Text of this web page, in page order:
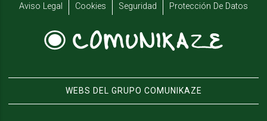
Aviso Legal
Cookies Seguridad Protección De Datos
WEBS DEL GRUPO COMUNIKAZE